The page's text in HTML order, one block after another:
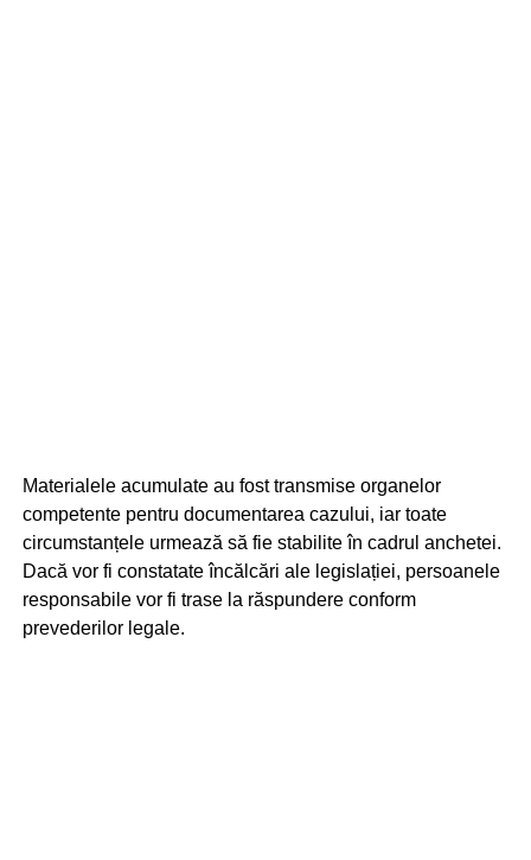
Materialele acumulate au fost transmise organelor
competente pentru documentarea cazului, iar toate
circumstanțele urmează să fie stabilite în cadrul anchetei.
Dacă vor fi constatate încălcări ale legislației, persoanele
responsabile vor fi trase la răspundere conform
prevederilor legale.